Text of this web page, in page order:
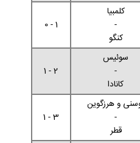
کلمبیا
-
کنگو
1 - 0
سوئیس
-
کانادا
2 - 1
و هرزگوین
-
قطر
3 - 1